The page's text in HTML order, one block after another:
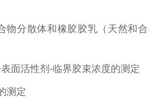
物分散体和橡胶胶乳（天然和合
面活性剂-临界胶束浓度的测定
测定